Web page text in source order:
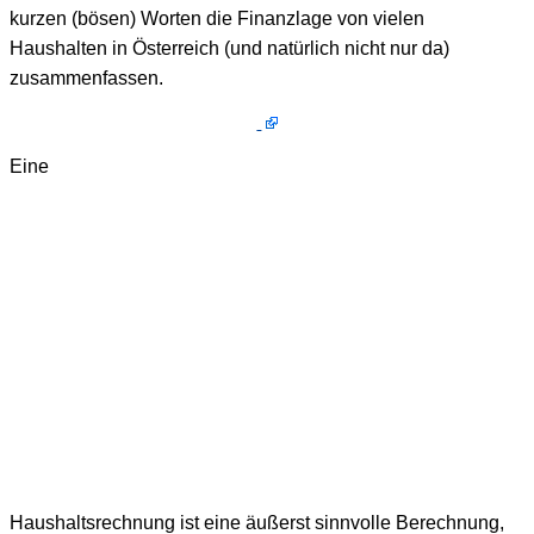
Steuern Urlaub Versicherungen
Wertpapiere Wirtschaft
kurzen (bösen) Worten die Finanzlage von vielen
Haushalten in Österreich (und natürlich nicht nur da)
zusammenfassen.
Eine
Haushaltsrechnung ist eine äußerst sinnvolle Berechnung,